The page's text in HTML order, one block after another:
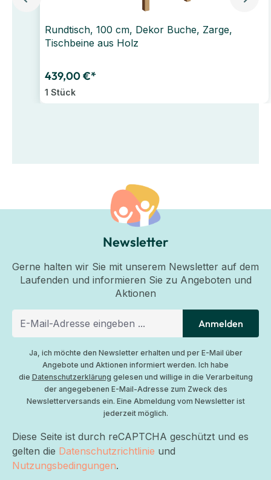
Rundtisch, 100 cm, Dekor Buche, Zarge,
Tischbeine aus Holz
439,00 €*
1 Stück
Newsletter
Gerne halten wir Sie mit unserem Newsletter auf dem
Laufenden und informieren Sie zu Angeboten und
Aktionen
Anmelden
Ja, ich möchte den Newsletter erhalten und per E-Mail über
Angebote und Aktionen informiert werden. Ich habe
die Datenschutzerklärung gelesen und willige in die Verarbeitung
der angegebenen E-Mail-Adresse zum Zweck des
Newsletterversands ein. Eine Abmeldung vom Newsletter ist
jederzeit möglich.
Diese Seite ist durch reCAPTCHA geschützt und es
gelten die Datenschutzrichtlinie und
Nutzungsbedingungen.